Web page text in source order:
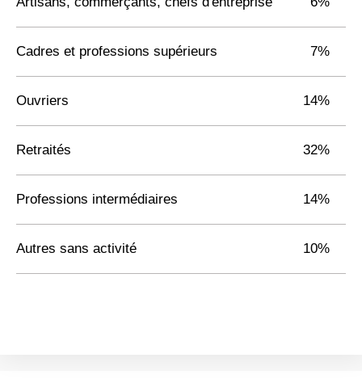
Cadres et professions supérieurs 7%
Ouvriers 14%
Retraités 32%
Professions intermédiaires 14%
Autres sans activité 10%